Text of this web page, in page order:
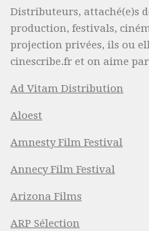
Distributeurs, attaché(e)s
production, festivals,
projection privées, ils ou
cinescribe.fr et on aime
Ad Vitam Distribution
Aloest
Amnesty Film Festival
Annecy Film Festival
Arizona Films
ARP Sélection